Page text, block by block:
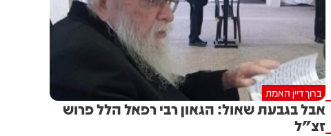
ברוך דיין האמת
אבל בגבעת שאול: הגאון רבי רפאל הלל פרוש
זצ"ל